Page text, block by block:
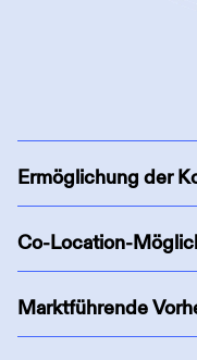
Ermöglichung der
Co-Location-
Marktführende